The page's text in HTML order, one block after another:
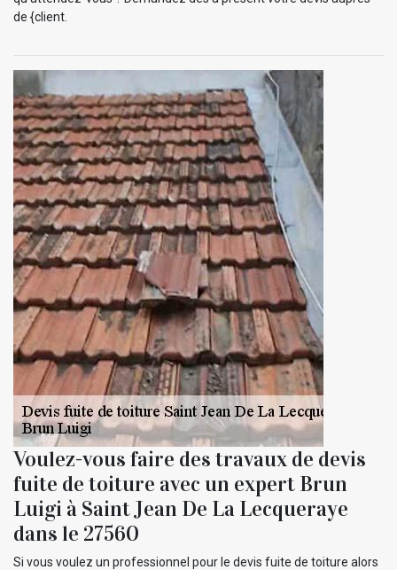
de {client.
Voulez-vous faire des travaux de devis
fuite de toiture avec un expert Brun
Luigi à Saint Jean De La Lecqueraye
dans le 27560
Si vous voulez un professionnel pour le devis fuite de toiture alors